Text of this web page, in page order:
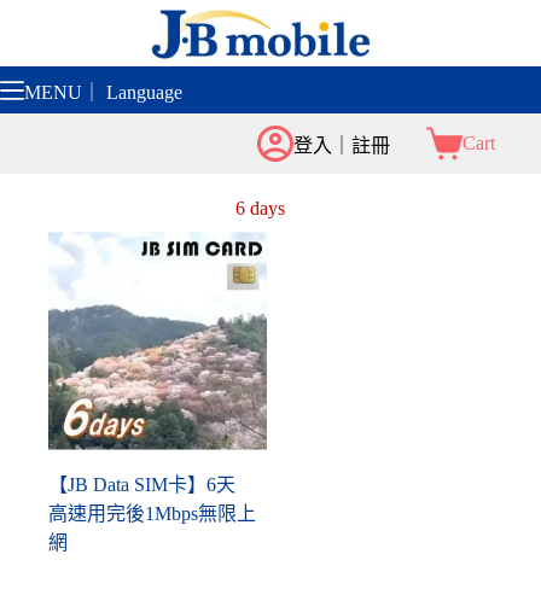
主
要 MENU｜ Language
登入｜註冊 Cart
6 days
【JB Data SIM卡】6天
高速用完後1Mbps無限上
網